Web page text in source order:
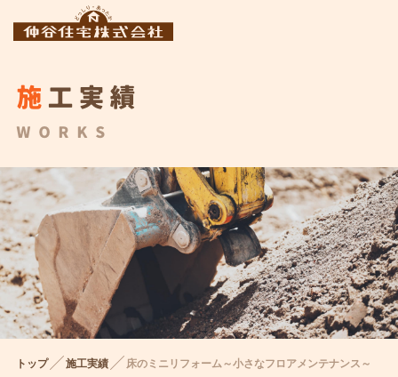
施工実績
WORKS
トップ 施工実績 床のミニリフォーム～小さなフロアメンテナンス～